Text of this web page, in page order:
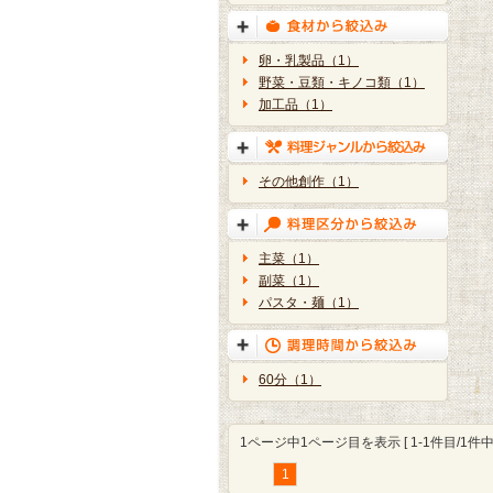
卵・乳製品（1）
野菜・豆類・キノコ類（1）
加工品（1）
その他創作（1）
主菜（1）
副菜（1）
パスタ・麺（1）
60分（1）
1ページ中1ページ目を表示 [ 1-1件目/1件
1